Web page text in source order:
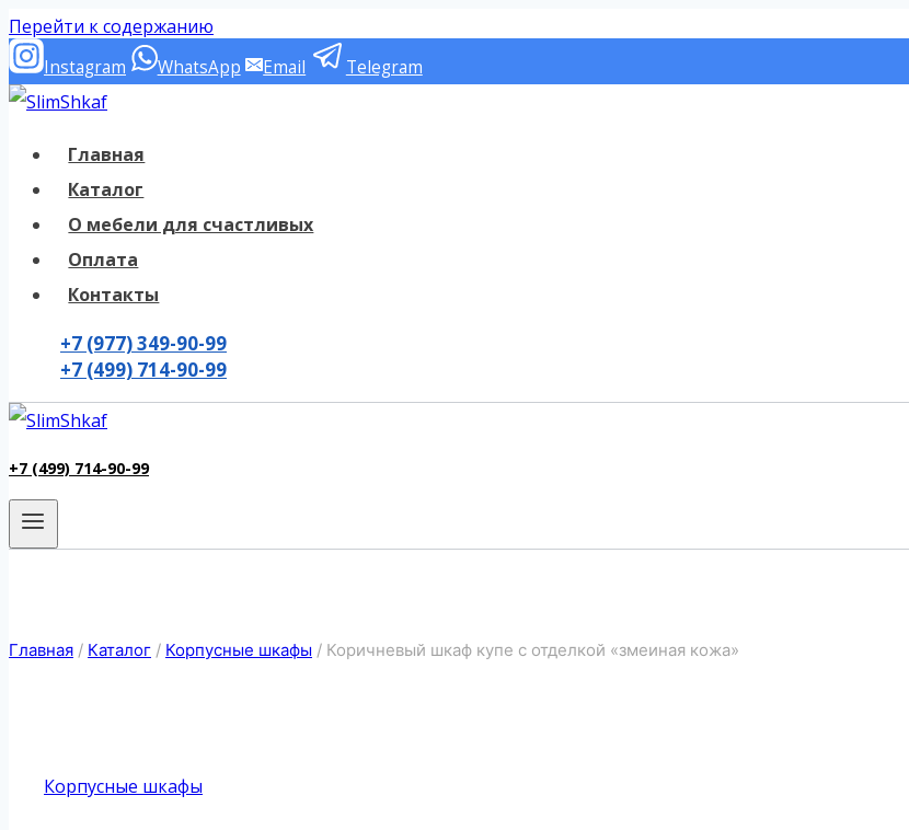
Перейти к содержанию
Instagram WhatsApp Email Telegram
Главная
Каталог
О мебели для счастливых
Оплата
Контакты
+7 (977) 349-90-99
+7 (499) 714-90-99
+7 (499) 714-90-99
Главная / Каталог / Корпусные шкафы / Коричневый шкаф купе с отделкой «змеиная кожа»
Корпусные шкафы